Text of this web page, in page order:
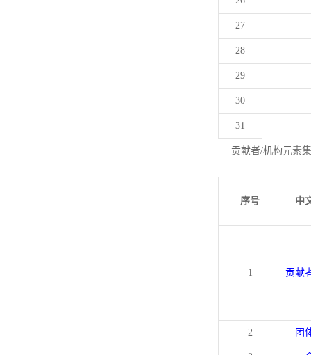
27
28
29
30
31
贡献者/机构元素
序号 中
1 贡献
2 团